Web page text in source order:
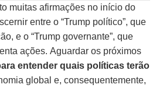
muitas afirmações no início do
entre o “Trump político”, que
e o “Trump governante”, que
ações. Aguardar os próximos
entender quais políticas terão
global e, consequentemente,